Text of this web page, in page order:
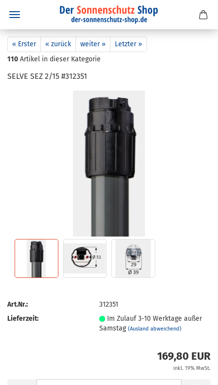
« Erster « zurück weiter »
Letzter »
110 Artikel in dieser Kategorie
SELVE SEZ 2/15 #312351
Art.Nr.:
312351
Lieferzeit:
Im Zulauf 3-10 Werktage außer
Samstag(Ausland abweichend)
169,80 EUR
inkl. 19% MwSt.